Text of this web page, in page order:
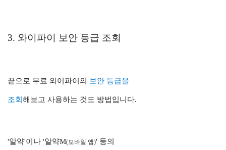
3. 와이파이 보안 등급 조회
끝으로 무료 와이파이의 보안 등급을
조회 해보고 사용하는 것도 방법입니다.
'알약'이나 '알약M(모바일 앱)' 등의